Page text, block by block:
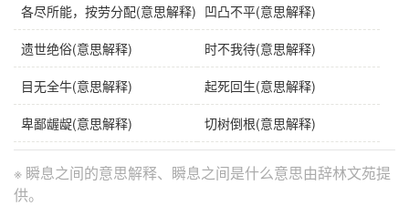
各尽所能，按劳分配(意思解释) 凹凸不平(意思解释)
遗世绝俗(意思解释) 时不我待(意思解释)
目无全牛(意思解释) 起死回生(意思解释)
卑鄙龌龊(意思解释) 切树倒根(意思解释)
※ 瞬息之间的意思解释、瞬息之间是什么意思由辞林文苑提
供。